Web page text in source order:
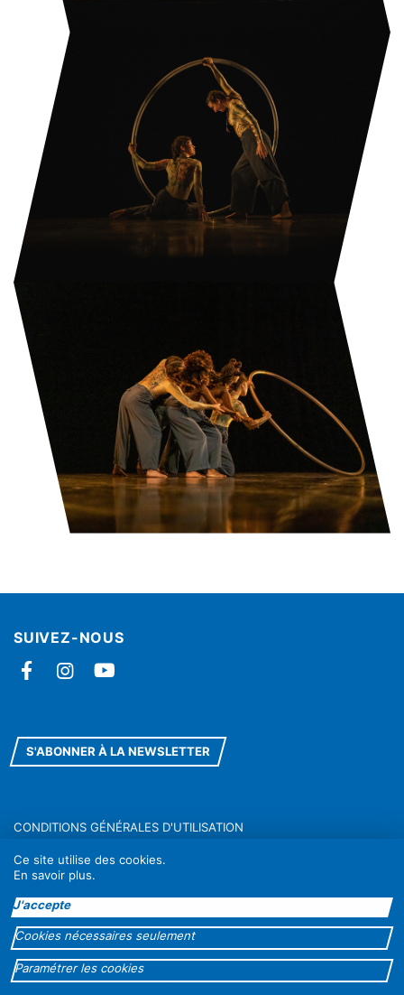
SUIVEZ-NOUS
FacebookInstagram
S'ABONNER À LA NEWSLETTER
CONDITIONS GÉNÉRALES D'UTILISATION
contacts@metisgwa.com
05 90 83 59 76
—
Quatre chemins, route de Chazeau
97139 Les Abymes (Guadeloupe)
Ce site utilise des cookies.
En savoir plus.
J'accepte
Cookies nécessaires seulement
Paramétrer les cookies